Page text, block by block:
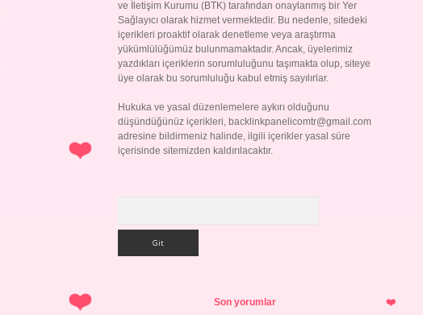
ve İletişim Kurumu (BTK) tarafından onaylanmış bir Yer
Sağlayıcı olarak hizmet vermektedir. Bu nedenle, sitedeki
içerikleri proaktif olarak denetleme veya araştırma
yükümlülüğümüz bulunmamaktadır. Ancak, üyelerimiz
yazdıkları içeriklerin sorumluluğunu taşımakta olup, siteye
üye olarak bu sorumluluğu kabul etmiş sayılırlar.
Hukuka ve yasal düzenlemelere aykırı olduğunu
düşündüğünüz içerikleri, backlinkpanelicomtr@gmail.com
adresine bildirmeniz halinde, ilgili içerikler yasal süre
içerisinde sitemizden kaldırılacaktır.
Son yorumlar